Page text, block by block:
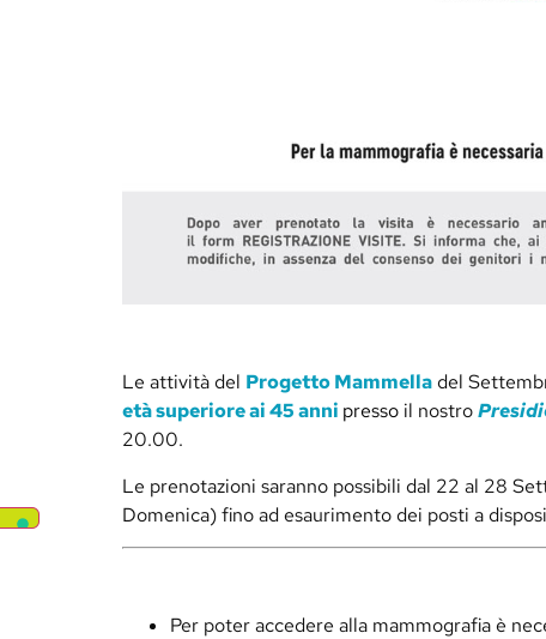
Le attività del Progetto Mammelladel
età superiore ai 45 anni presso il nostro
20.00.
Le prenotazioni saranno possibili dal 22 al 28
Domenica) fino ad esaurimento dei posti a
Per poter accedere alla mammografia è